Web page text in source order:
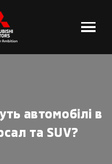
автомобілі в
та SUV?